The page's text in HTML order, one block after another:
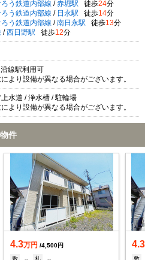
う鉄道内部線 / 赤堀駅 徒歩24分
う鉄道内部線 / 日永駅 徒歩14分
う鉄道内部線 / 南日永駅 徒歩13分
/ 西日野駅 徒歩12分
線駅利用可
より設備が異なる場合がございます。
上水道 / 浄水槽 / 駐輪場
より設備が異なる場合がございます。
件
4.3万円 /4,500円
敷
-- 礼 --
4.3
敷